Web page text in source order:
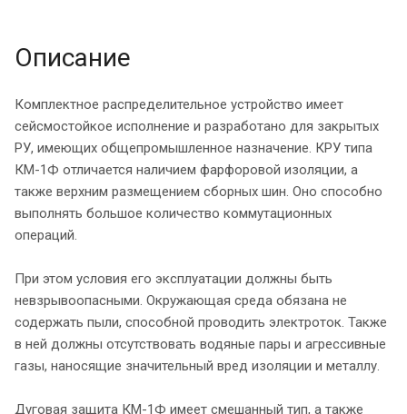
Описание
Комплектное распределительное устройство имеет
сейсмостойкое исполнение и разработано для закрытых
РУ, имеющих общепромышленное назначение. КРУ типа
КМ-1Ф отличается наличием фарфоровой изоляции, а
также верхним размещением сборных шин. Оно способно
выполнять большое количество коммутационных
операций.
При этом условия его эксплуатации должны быть
невзрывоопасными. Окружающая среда обязана не
содержать пыли, способной проводить электроток. Также
в ней должны отсутствовать водяные пары и агрессивные
газы, наносящие значительный вред изоляции и металлу.
Дуговая защита КМ-1Ф имеет смешанный тип, а также